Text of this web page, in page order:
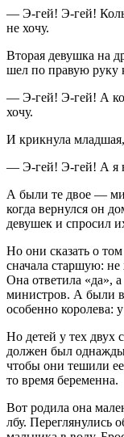
— Э-гей! Э-гей! Коль
не хочу.
Вторая девушка на
шел по правую руку
— Э-гей! Э-гей! А
хочу.
И крикнула
— Э-гей! Э-гей! А я
А были те двое —
когда вернулся он
девушек и спросил
Но они сказать о
сначала старшую:
Она ответила «да»,
министров. А были
особенно королева:
Но детей у тех двух
должен был однажды
чтобы они тешили ее
то время беременна.
Вот родила она
лбу. Переглянулись